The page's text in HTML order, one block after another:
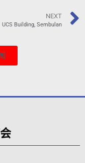
NEXT
UCS Building, Sembulan